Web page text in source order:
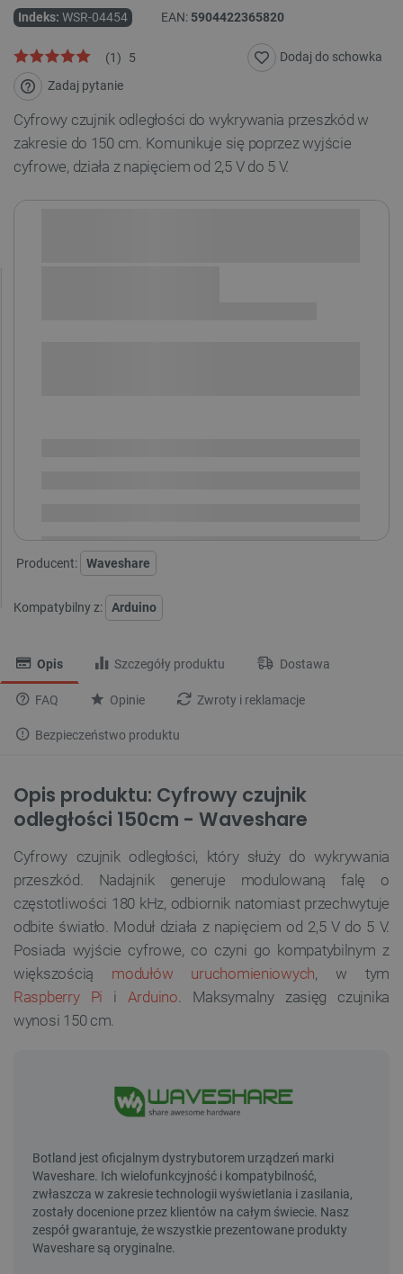
Indeks: WSR-04454 EAN: 5904422365820
5
(1)
Zadaj pytanie
Dodaj do schowka
Cyfrowy czujnik odległości do wykrywania przeszkód w
zakresie do 150 cm. Komunikuje się poprzez wyjście
cyfrowe, działa z napięciem od 2,5 V do 5 V.
Producent: Waveshare
Kompatybilny z: Arduino
Opis Szczegóły produktu Dostawa
FAQ Opinie Zwroty i reklamacje
Bezpieczeństwo produktu
Opis produktu: Cyfrowy czujnik
odległości 150cm - Waveshare
Cyfrowy czujnik odległości, który służy do wykrywania
przeszkód. Nadajnik generuje modulowaną falę o
częstotliwości 180 kHz, odbiornik natomiast przechwytuje
odbite światło. Moduł działa z napięciem od 2,5 V do 5 V.
Posiada wyjście cyfrowe, co czyni go kompatybilnym z
większością modułów uruchomieniowych, w tym
Raspberry Pi i Arduino. Maksymalny zasięg czujnika
wynosi 150 cm.